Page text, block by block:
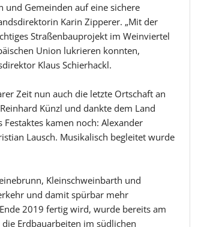
und Gemeinden auf eine sichere
Karin Zipperer. „Mit der
Straßenbauprojekt im Weinviertel
Union lukrieren konnten,
Klaus Schierhackl.
Zeit nun auch die letzte Ortschaft an
Künzl und dankte dem Land
kamen noch: Alexander
Lausch. Musikalisch begleitet wurde
Kleinschweinbarth und
und damit spürbar mehr
2019 fertig wird, wurde bereits am
Erdbauarbeiten im südlichen